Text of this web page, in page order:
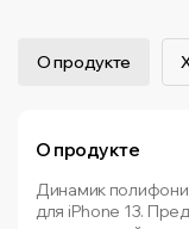
О продукте
О продукте
Динамик
для iPhone 13.